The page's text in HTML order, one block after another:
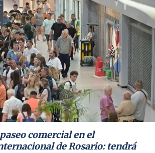
comercial en el
de Rosario: tendrá